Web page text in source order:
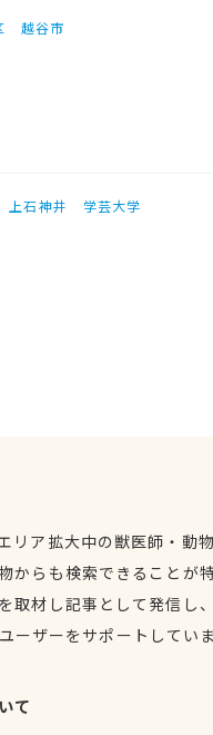
越谷市
上石神井
学芸大学
リア拡大中の獣医師・動
からも検索できることが
取材し記事として発信し
ーザーをサポートしてい
て